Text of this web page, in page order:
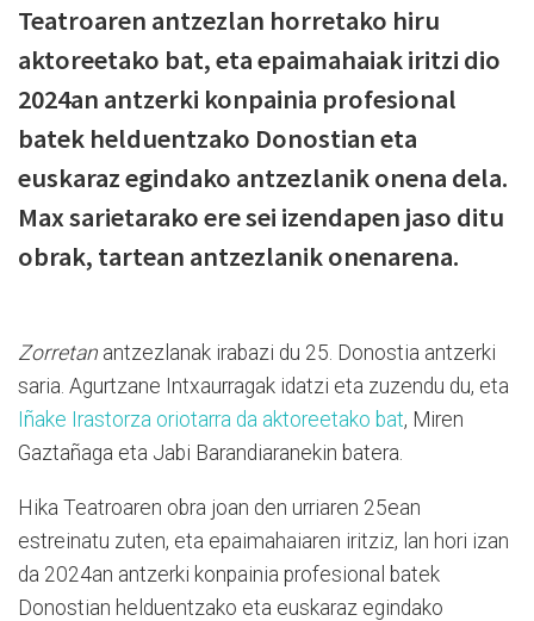
Teatroaren antzezlan horretako hiru
aktoreetako bat, eta epaimahaiak iritzi dio
2024an antzerki konpainia profesional
batek helduentzako Donostian eta
euskaraz egindako antzezlanik onena dela.
Max sarietarako ere sei izendapen jaso ditu
obrak, tartean antzezlanik onenarena.
Zorretan antzezlanak irabazi du 25. Donostia antzerki
saria. Agurtzane Intxaurragak idatzi eta zuzendu du, eta
Iñake Irastorza oriotarra da aktoreetako bat, Miren
Gaztañaga eta Jabi Barandiaranekin batera.
Hika Teatroaren obra joan den urriaren 25ean
estreinatu zuten, eta epaimahaiaren iritziz, lan hori izan
da 2024an antzerki konpainia profesional batek
Donostian helduentzako eta euskaraz egindako